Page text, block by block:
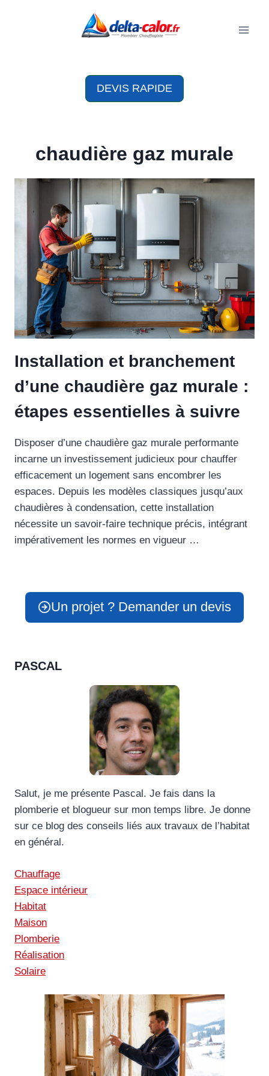
DEVIS RAPIDE
chaudière gaz murale
Installation et branchement
d’une chaudière gaz murale :
étapes essentielles à suivre
Disposer d’une chaudière gaz murale performante
incarne un investissement judicieux pour chauffer
efficacement un logement sans encombrer les
espaces. Depuis les modèles classiques jusqu’aux
chaudières à condensation, cette installation
nécessite un savoir-faire technique précis, intégrant
impérativement les normes en vigueur …
Un projet ? Demander un devis
PASCAL
Salut, je me présente Pascal. Je fais dans la
plomberie et blogueur sur mon temps libre. Je donne
sur ce blog des conseils liés aux travaux de l’habitat
en général.
Chauffage
Espace intérieur
Habitat
Maison
Plomberie
Réalisation
Solaire